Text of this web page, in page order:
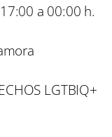
a 00:00 h.
LGTBIQ+